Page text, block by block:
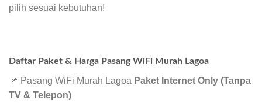
pilih sesuai kebutuhan!
Daftar Paket & Harga Pasang WiFi Murah Lagoa
📌 Pasang WiFi Murah Lagoa Paket Internet Only (Tanpa
TV & Telepon)